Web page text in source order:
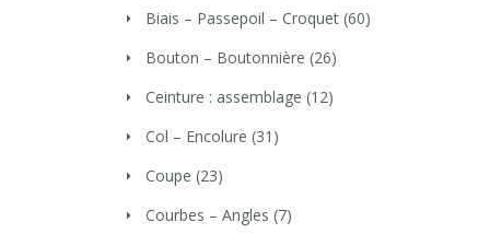
Biais – Passepoil – Croquet (60)
Bouton – Boutonnière (26)
Ceinture : assemblage (12)
Col – Encolure (31)
Coupe (23)
Courbes – Angles (7)